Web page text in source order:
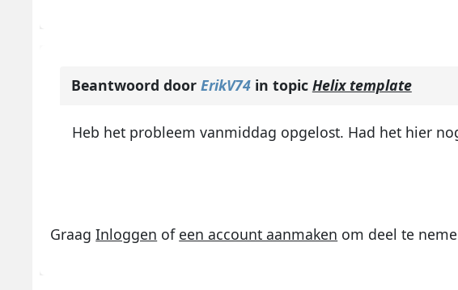
Beantwoord door ErikV74in topic Helix template
Heb het probleem vanmiddag opgelost. Had het hier
GraagInloggen of een account aanmaken om deel te